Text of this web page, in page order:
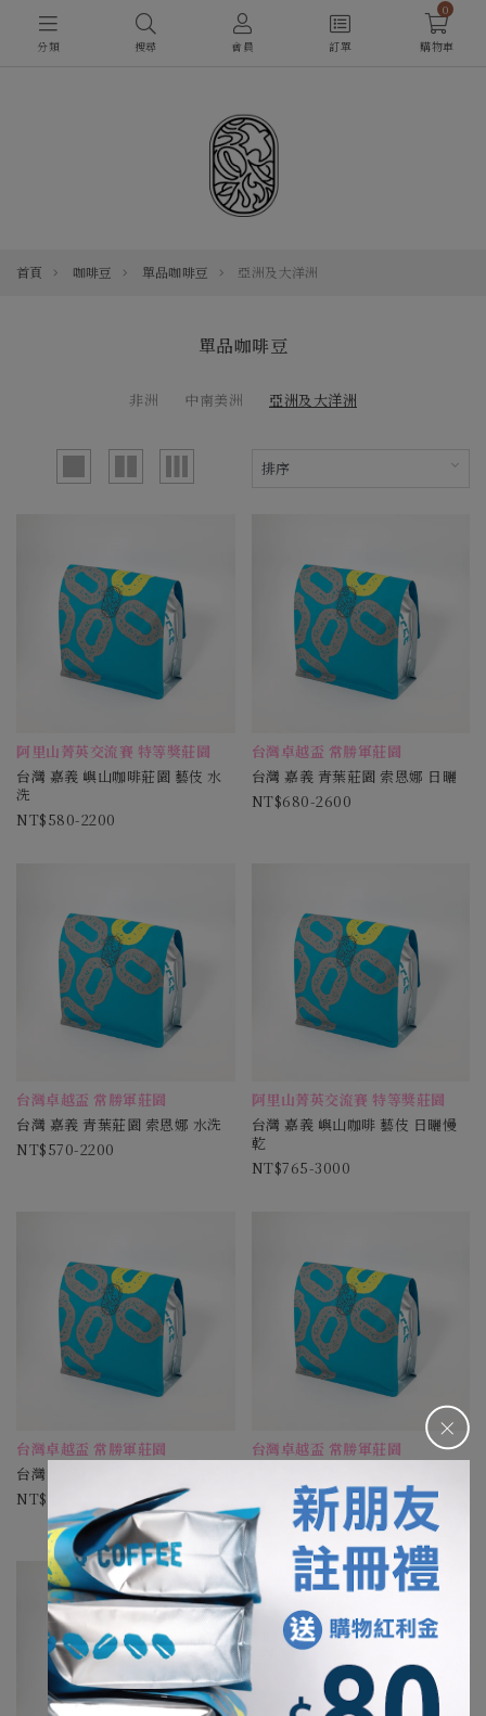
＋
分類 搜尋 會員 訂單
0
購物車
首頁 咖啡豆 單品咖啡豆 亞洲及大洋洲
單品咖啡豆
非洲 中南美洲 亞洲及大洋洲
阿里山菁英交流賽 特等獎莊園
台灣 嘉義 嶼山咖啡莊園 藝伎 水
洗
580-2200
台灣卓越盃 常勝軍莊園
台灣 嘉義 青葉莊園 索恩娜 日曬
680-2600
台灣卓越盃 常勝軍莊園
台灣 嘉義 青葉莊園 索恩娜 水洗
570-2200
阿里山菁英交流賽 特等獎莊園
台灣 嘉義 嶼山咖啡 藝伎 日曬慢
乾
765-3000
台灣卓越盃 常勝軍莊園
台灣 卓武山農場 藝伎 厭氧水洗
台灣卓越盃 常勝軍莊園
715-2800